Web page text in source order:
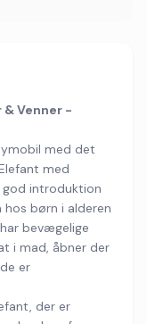
Venner -
med det
med
introduktion
børn i alderen
bevægelige
i mad, åbner der
er
der er